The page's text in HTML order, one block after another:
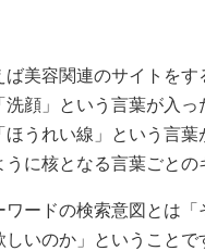
ば美容関連のサイトをす
洗顔」という言葉が入
ほうれい線」という言
うに核となる言葉ごとの
ワードの検索意図とは
しいのか」ということで